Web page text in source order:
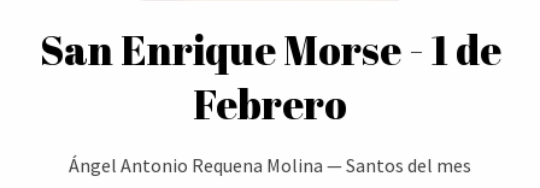
San Enrique Morse - 1 de
Febrero
Ángel Antonio Requena Molina —Santos del mes